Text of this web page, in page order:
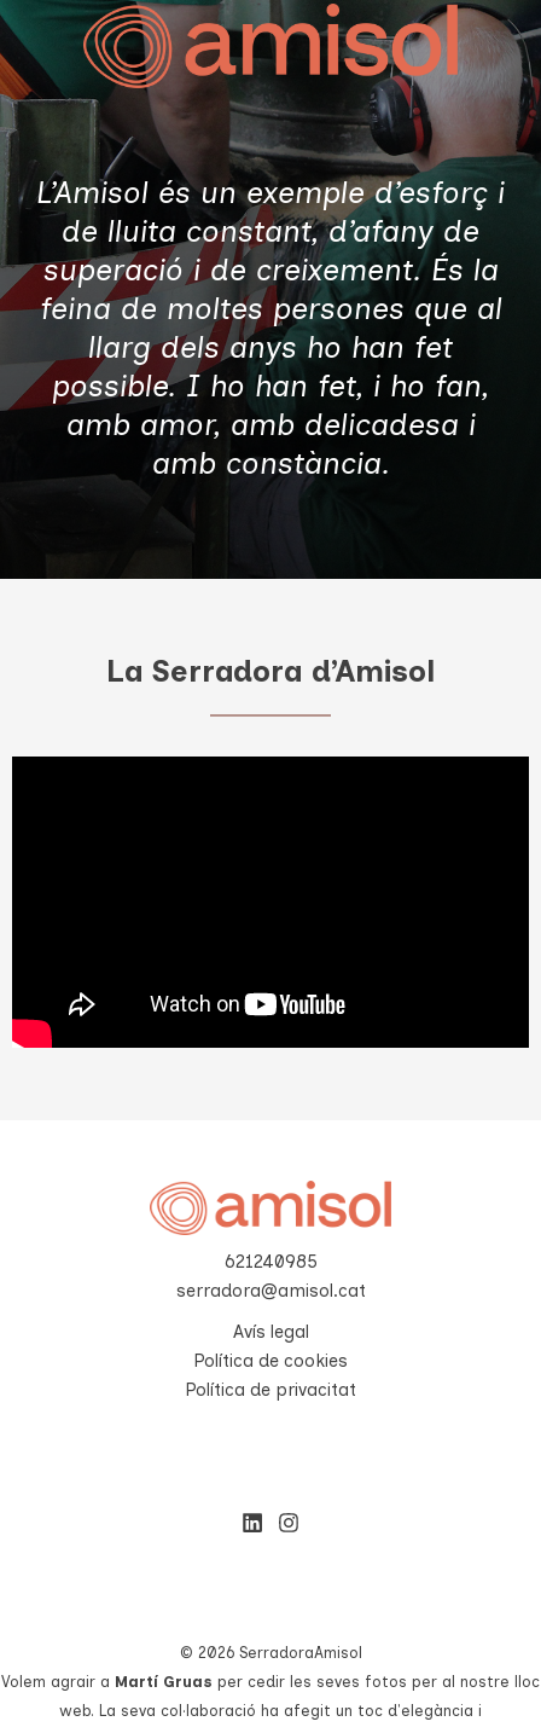
L’Amisol és un exemple d’esforç i
de lluita constant, d’afany de
superació i de creixement. És la
feina de moltes persones que al
llarg dels anys ho han fet
possible. I ho han fet, i ho fan,
amb amor, amb delicadesa i
amb constància.
La Serradora d’Amisol
621240985
serradora@amisol.cat
Avís legal
Política de cookies
Política de privacitat
© 2026 SerradoraAmisol
Volem agrair a Martí Gruas per cedir les seves fotos per al nostre lloc
web. La seva col·laboració ha afegit un toc d'elegància i